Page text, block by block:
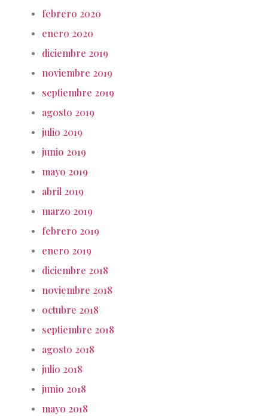
febrero 2020
enero 2020
diciembre 2019
noviembre 2019
septiembre 2019
agosto 2019
julio 2019
junio 2019
mayo 2019
abril 2019
marzo 2019
febrero 2019
enero 2019
diciembre 2018
noviembre 2018
octubre 2018
septiembre 2018
agosto 2018
julio 2018
junio 2018
mayo 2018